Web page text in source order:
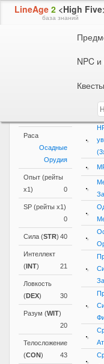
LineAge 2 <High
база знаний
NPC
Квесты
Информация об NPC или
Раса
Осадные
Орудия
Опыт (рейты
х1)
0
SP (рейты х1)
0
Сила (STR) 40
Интеллект
(INT) 21
Ловкость
(DEX) 30
Разум (WIT)
20
Телосложение
(CON) 43